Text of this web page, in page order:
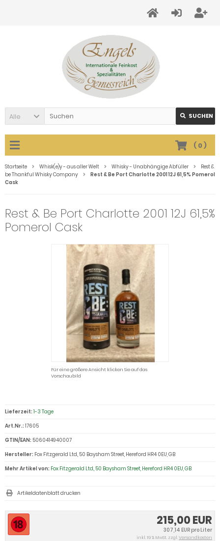
Alle SUCHEN
( 0)
Startseite Whisk(e)y - aus aller Welt Whisky - Unabhängige Abfüller
Rest &
be Thankful Whisky Company
Rest & Be Port Charlotte 2001 12J 61,5% Pomerol
Cask
Rest & Be Port Charlotte 2001 12J 61,5%
Pomerol Cask
Für eine größere Ansicht klicken Sie auf das
Vorschaubild
215,00 EUR
307,14 EUR pro Liter
inkl. 19 % MwSt. zzgl.Versandkosten
Lieferzeit: 1-3 Tage
Art.Nr.: 17605
GTIN/EAN: 5060414940007
Hersteller: Fox Fitzgerald Ltd., 50 Baysham Street, Hereford HR4 0EU, GB
Mehr Artikel von: Fox Fitzgerald Ltd., 50 Baysham Street, Hereford HR4 0EU, GB
Artikeldatenblatt drucken